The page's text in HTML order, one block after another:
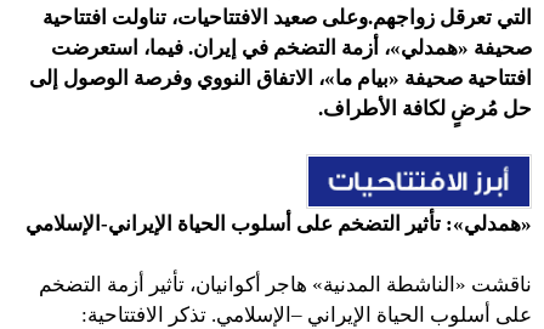
التي تعرقل زواجهم.وعلى صعيد الافتتاحيات، تناولت افتتاحية
صحيفة «همدلي»، أزمة التضخم في إيران. فيما، استعرضت
افتتاحية صحيفة «بيام ما»، الاتفاق النووي وفرصة الوصول إلى
حل مُرضٍ لكافة الأطراف.
«همدلي»: تأثير التضخم على أسلوب الحياة الإيراني-الإسلامي
ناقشت «الناشطة المدنية» هاجر أكوانيان، تأثير أزمة التضخم
على أسلوب الحياة الإيراني –الإسلامي. تذكر الافتتاحية: